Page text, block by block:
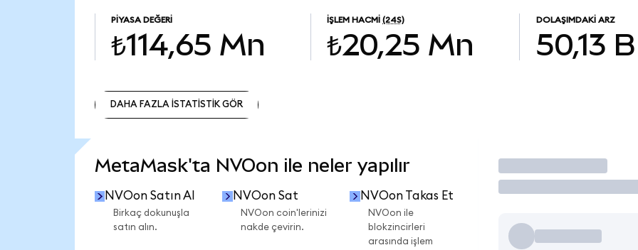
PIYASA DEĞERI
₺114,65 Mn
İŞLEM HACMI (24S)
₺20,25 Mn
DOLAŞIMDAKI ARZ
50,13 B
DAHA FAZLA İSTATİSTİK GÖR
MetaMask'ta NVOon ile neler yapılır
NVOon Satın Al
Birkaç dokunuşla
satın alın.
NVOon Sat
NVOon coin'lerinizi
nakde çevirin.
NVOon Takas Et
NVOon ile
blokzincirleri
arasında işlem
İşlem Yap